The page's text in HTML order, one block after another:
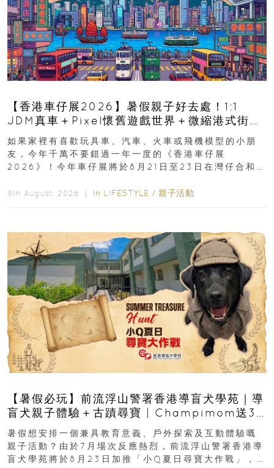
【香港車仔展2026】暑假親子好去處！1:1
JDM真車＋Pixel懷舊遊戲世界＋微縮港式街景
8月灣仔登場 車迷家庭必去！
如果家裡有喜歡玩具車、汽車、火車或飛機模型的小朋
友，今年千萬不要錯過一年一度的《香港車仔展
2026》！今年車仔展將於8月21日至23日在灣仔合和酒
9th August, 2026 ｜ In LIFESTYLE / 親子活動
【暑假必玩】前流浮山警署香港導盲犬學苑｜導
盲犬親子體驗＋古蹟尋寶 | Champimom送3
組免費名額
暑假想安排一個兼具教育意義、戶外探索及互動體驗嘅
親子活動？由於7月場次反應熱烈，前流浮山警署香港導
盲犬學苑將於8月23日加推「小Q夏日尋寶大作戰」，家